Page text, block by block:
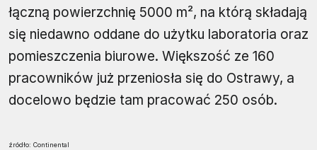
łączną powierzchnię 5000 m², na którą składają
się niedawno oddane do użytku laboratoria oraz
pomieszczenia biurowe. Większość ze 160
pracowników już przeniosła się do Ostrawy, a
docelowo będzie tam pracować 250 osób.
źródło: Continental